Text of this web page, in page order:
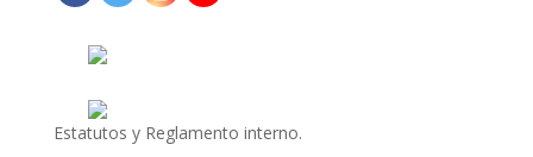
Estatutos y Reglamento interno.